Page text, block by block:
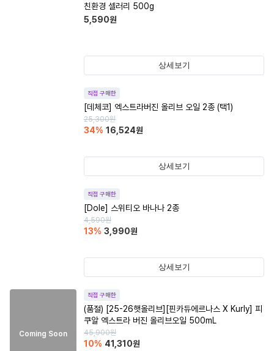
친환경 셀러리 500g
5,590원
상세보기
직접 구매한
[데체코] 엑스트라버진 올리브 오일 2종 (택1)
25,300원
34% 16,524원
상세보기
직접 구매한
[Dole] 스위티오 바나나 2종
4,590원
13% 3,990원
상세보기
Coming Soon
직접 구매한
(품절) [25-26햇올리브][핀카듀에르나스 X Kurly] 피
쿠알 엑스트라 버진 올리브오일 500mL
45,900원
10% 41,310원